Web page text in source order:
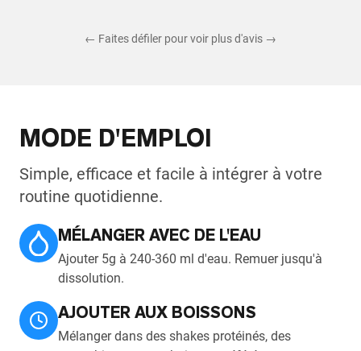
← Faites défiler pour voir plus d'avis →
MODE D'EMPLOI
Simple, efficace et facile à intégrer à votre
routine quotidienne.
MÉLANGER AVEC DE L'EAU
Ajouter 5g à 240-360 ml d'eau. Remuer jusqu'à
dissolution.
AJOUTER AUX BOISSONS
Mélanger dans des shakes protéinés, des